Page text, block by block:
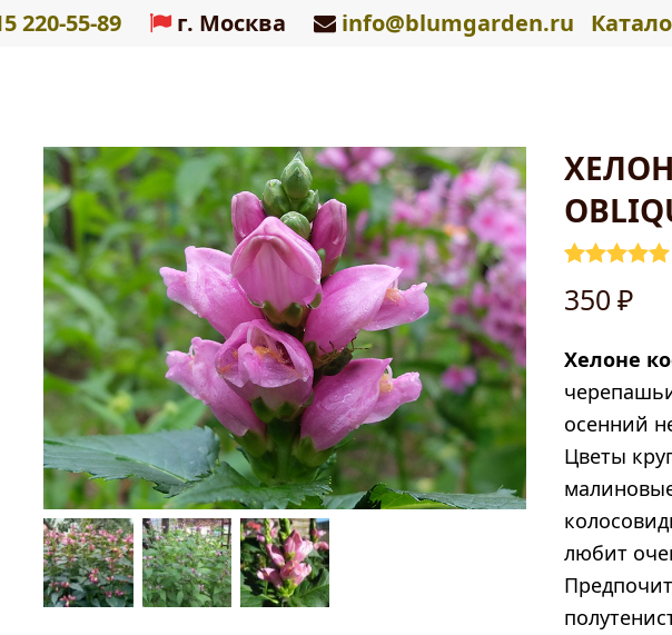
220-55-89 г. Москва info@blumgarden.ru
5.00из 5 на
350 ₽
Хелоне
осенний
Цветы
любит